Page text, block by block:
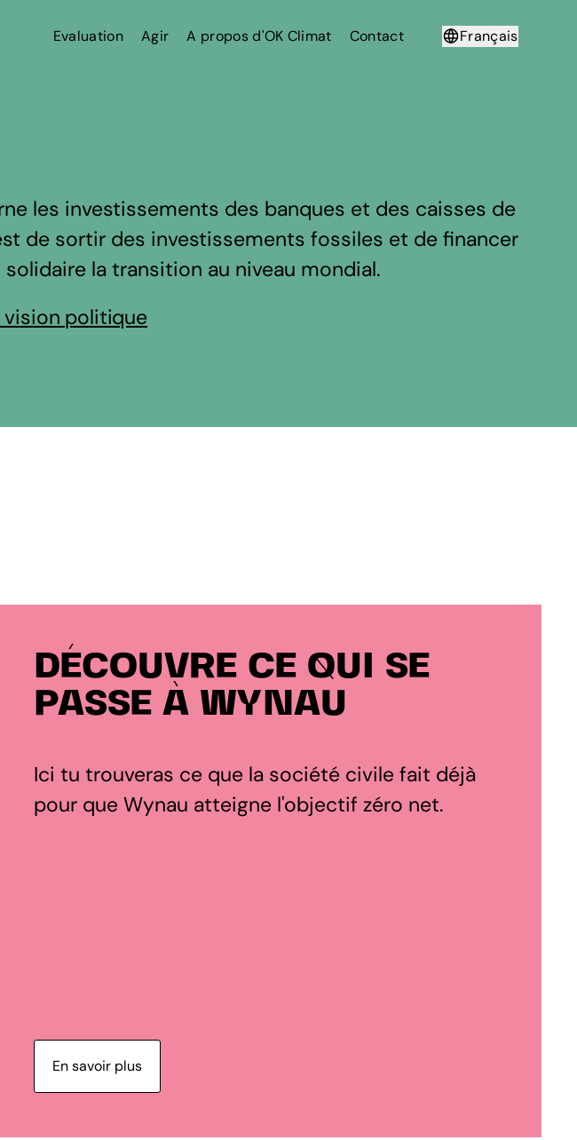
Evaluation Agir A propos d'OK Climat Contact
Français
les investissements des banques et des caisses de
de sortir des investissements fossiles et de financer
la transition au niveau mondial.
vision politique
DÉCOUVRE CE QUI SE
PASSE À WYNAU
Ici tu trouveras ce que la société civile fait déjà
pour que Wynau atteigne l'objectif zéro net.
En savoir plus